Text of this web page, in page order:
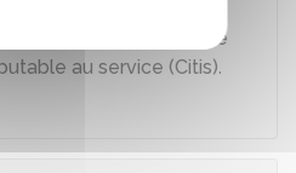
congé pour invalidité
au service (Citis).